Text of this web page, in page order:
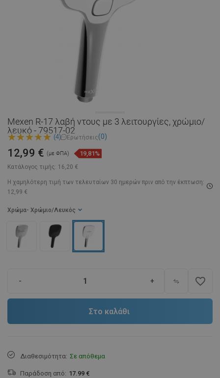
Mexen R-17 λαβή ντους με 3 λειτουργίες, χρώμιο/
λευκό - 79517-02
(4) Ερωτήσεις(0)
Κατάλογος τιμής: 16,20 €
12,99 € (με ΦΠΑ) 19,81%
Η χαμηλότερη τιμή των τελευταίων 30 ημερών πριν από την έκπτωση:
12,99 €
Χρώμα - Χρώμιο/Λευκός
- + favorite_border
Στο καλάθι
Διαθεσιμότητα: Σε απόθεμα
Παράδοση από: 17.99 €